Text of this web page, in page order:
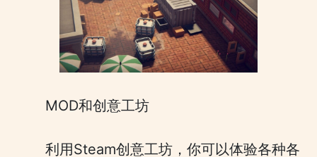
MOD和创意工坊
利用Steam创意工坊，你可以体验各种各